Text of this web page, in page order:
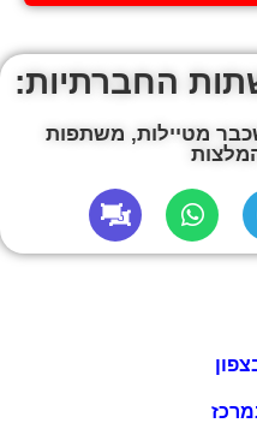
החברתיות:
מטיילות, משתפות